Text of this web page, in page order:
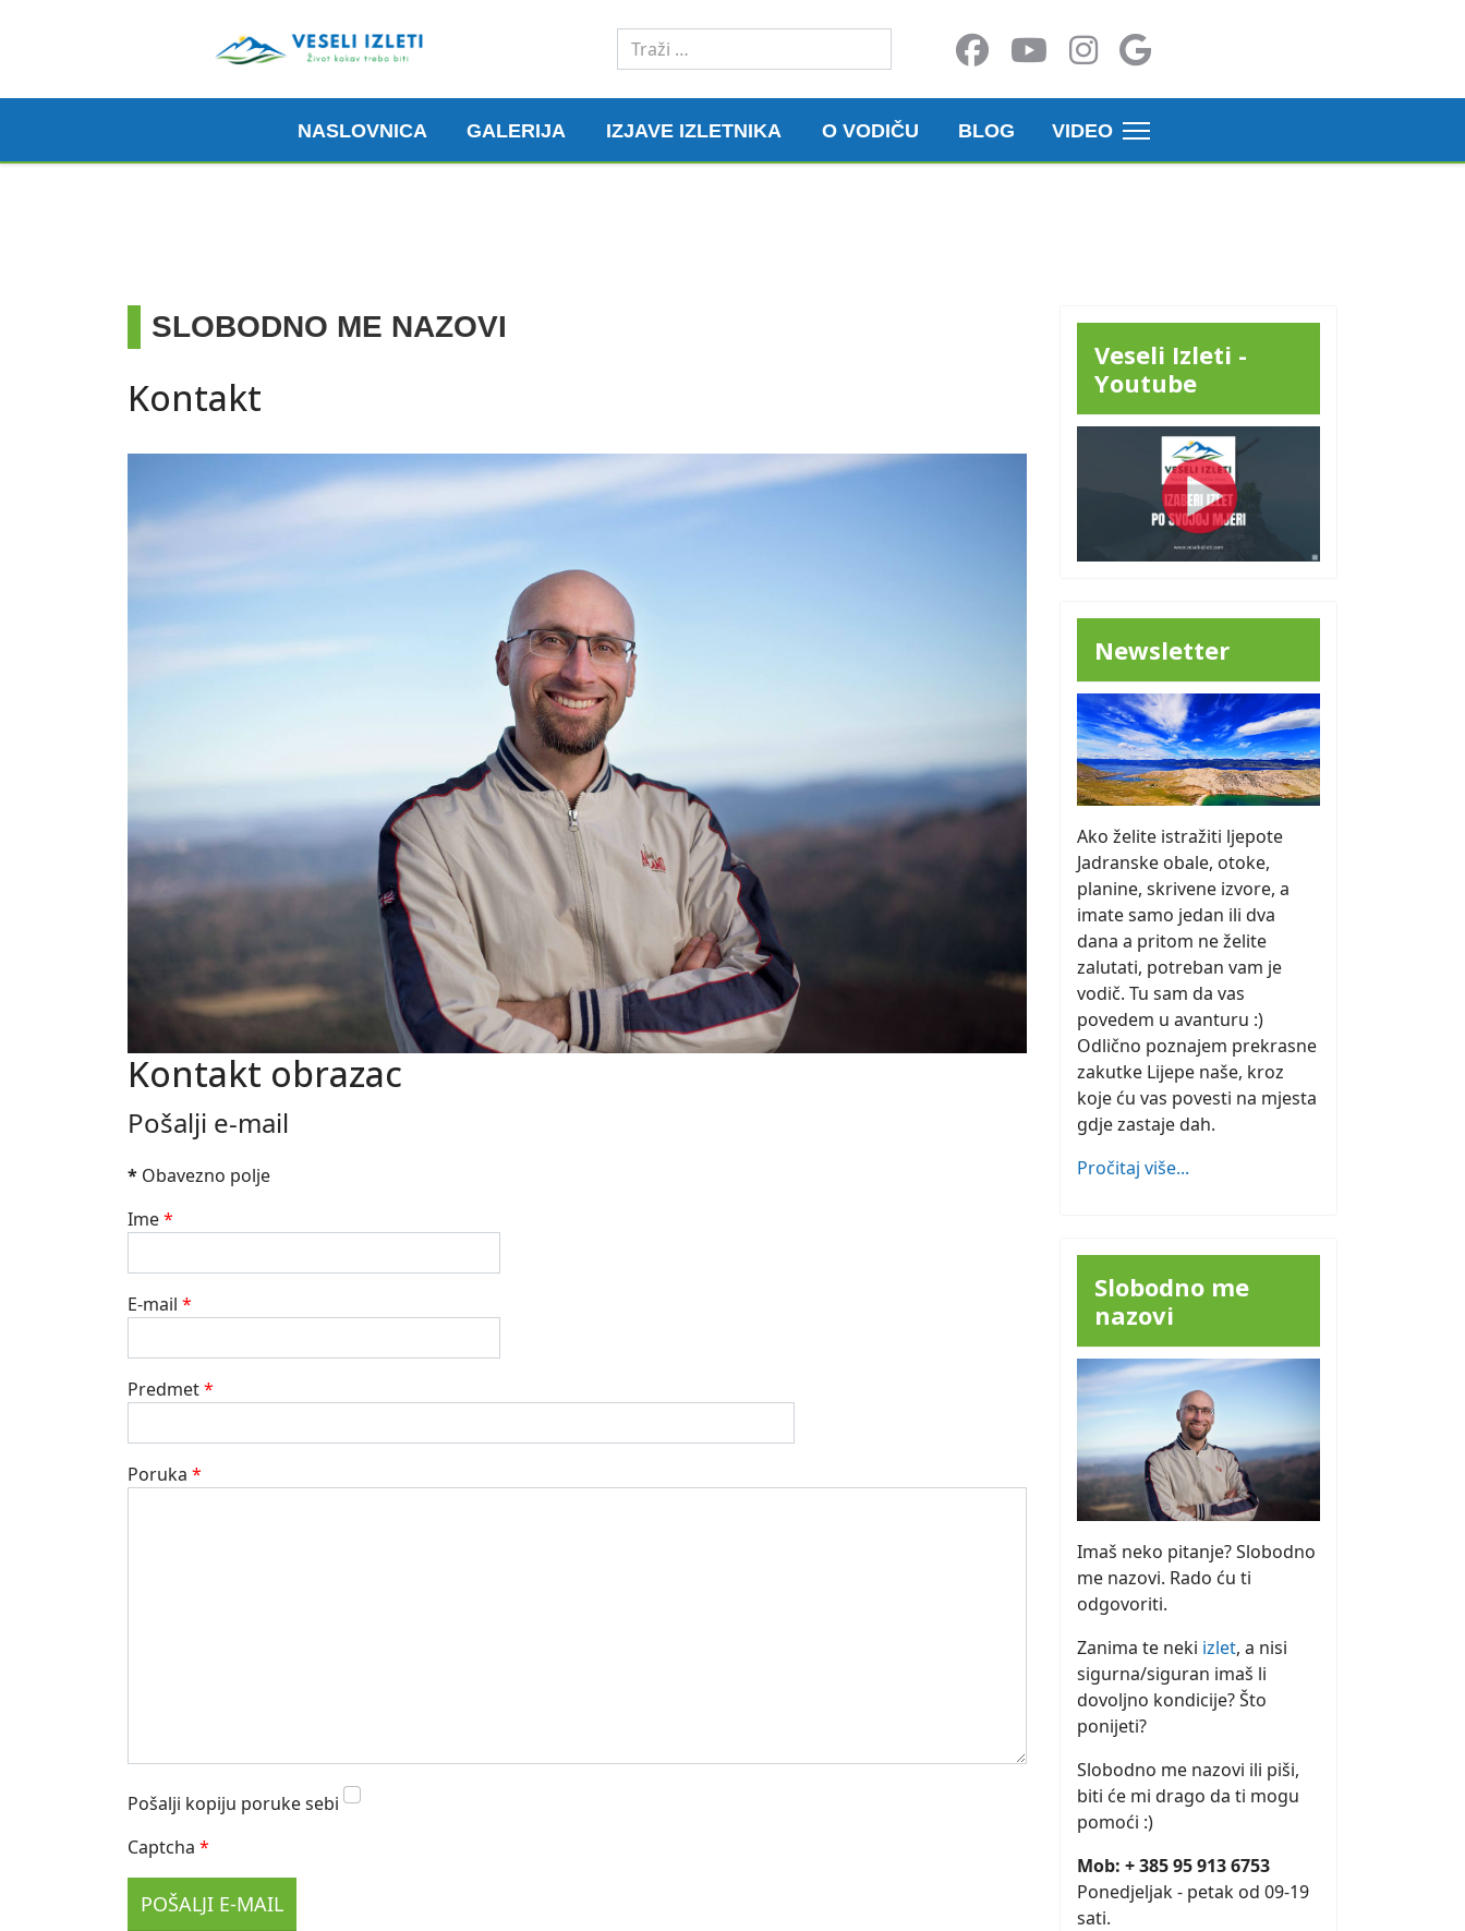
Traži
NASLOVNICA GALERIJA IZJAVE IZLETNIKA O VODIČU BLOG VIDEO
SLOBODNO ME NAZOVI
Kontakt
Kontakt obrazac
Pošalji e-mail
* Obavezno polje
Ime*
E-mail *
Predmet*
Poruka *
Pošalji kopiju poruke sebi
Captcha *
POŠALJI E-MAIL
Veseli Izleti -
Youtube
Newsletter
Ako želite istražiti ljepote
Jadranske obale, otoke,
planine, skrivene izvore, a
imate samo jedan ili dva
dana a pritom ne želite
zalutati, potreban vam je
vodič. Tu sam da vas
povedem u avanturu :)
Odlično poznajem prekrasne
zakutke Lijepe naše, kroz
koje ću vas povesti na mjesta
gdje zastaje dah.
Pročitaj više...
Slobodno me
nazovi
Imaš neko pitanje? Slobodno
me nazovi. Rado ću ti
odgovoriti.
Zanima te neki izlet, a nisi
sigurna/siguran imaš li
dovoljno kondicije? Što
ponijeti?
Slobodno me nazovi ili piši,
biti će mi drago da ti mogu
pomoći :)
Mob: + 385 95 913 6753
Ponedjeljak - petak od 09-19
sati.